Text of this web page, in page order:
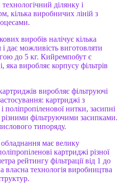
ділянку і
кілька виробничих ліній з
виробів налічує кілька
дає можливість виготовляти
до 5 кг. Кийремпобут є
виробляє корпусу фільтрів
виробляє фільтруючі
картриджі з
поліпропіленової нитки, засипні
різними фільтруючими засипками.
типоряду.
має велику
картриджі різної
рейтингу фільтрації від 1 до
власна технологія виробництва